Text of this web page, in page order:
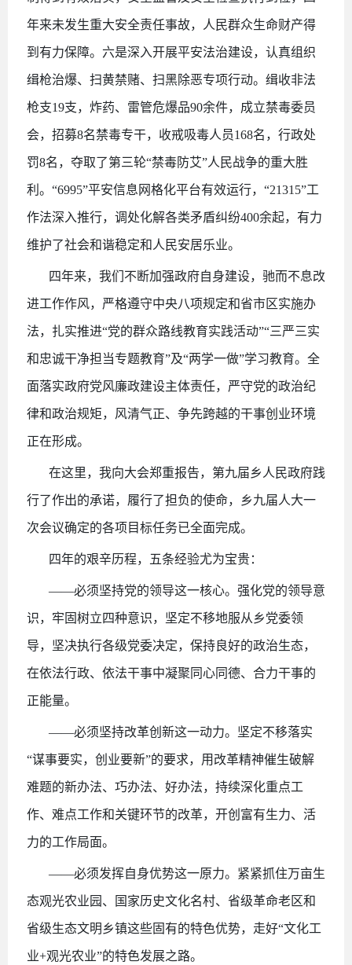
年来未发生重大安全责任事故，人民群众生命财产得
到有力保障。六是深入开展平安法治建设，认真组织
缉枪治爆、扫黄禁赌、扫黑除恶专项行动。缉收非法
枪支19支，炸药、雷管危爆品90余件，成立禁毒委员
会，招募8名禁毒专干，收戒吸毒人员168名，行政处
罚8名，夺取了第三轮“禁毒防艾”人民战争的重大胜
利。“6995”平安信息网格化平台有效运行，“21315”工
作法深入推行，调处化解各类矛盾纠纷400余起，有力
维护了社会和谐稳定和人民安居乐业。
四年来，我们不断加强政府自身建设，驰而不息改
进工作作风，严格遵守中央八项规定和省市区实施办
法，扎实推进“党的群众路线教育实践活动”“三严三实
和忠诚干净担当专题教育”及“两学一做”学习教育。全
面落实政府党风廉政建设主体责任，严守党的政治纪
律和政治规矩，风清气正、争先跨越的干事创业环境
正在形成。
在这里，我向大会郑重报告，第九届乡人民政府践
行了作出的承诺，履行了担负的使命，乡九届人大一
次会议确定的各项目标任务已全面完成。
四年的艰辛历程，五条经验尤为宝贵：
——必须坚持党的领导这一核心。强化党的领导意
识，牢固树立四种意识，坚定不移地服从乡党委领
导，坚决执行各级党委决定，保持良好的政治生态，
在依法行政、依法干事中凝聚同心同德、合力干事的
正能量。
——必须坚持改革创新这一动力。坚定不移落实
“谋事要实，创业要新”的要求，用改革精神催生破解
难题的新办法、巧办法、好办法，持续深化重点工
作、难点工作和关键环节的改革，开创富有生力、活
力的工作局面。
——必须发挥自身优势这一原力。紧紧抓住万亩生
态观光农业园、国家历史文化名村、省级革命老区和
省级生态文明乡镇这些固有的特色优势，走好“文化工
业+观光农业”的特色发展之路。